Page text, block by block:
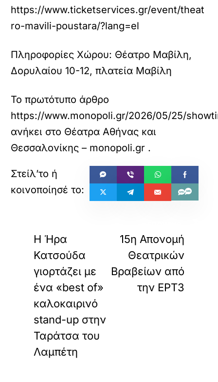
https://www.ticketservices.gr/event/theat
ro-mavili-poustara/?lang=el
Πληροφορίες Χώρου: Θέατρο Μαβίλη,
Δορυλαίου 10-12, πλατεία Μαβίλη
Το πρωτότυπο άρθρο
https://www.monopoli.gr/2026/05/25/
ανήκει στο Θέατρα Αθήνας και
Θεσσαλονίκης – monopoli.gr .
Η Ήρα
Κατσούδα
γιορτάζει με
ένα «best of»
καλοκαιρινό
stand-up στην
Ταράτσα του
Λαμπέτη
15η Απονομή
Θεατρικών
Βραβείων από
την ΕΡΤ3